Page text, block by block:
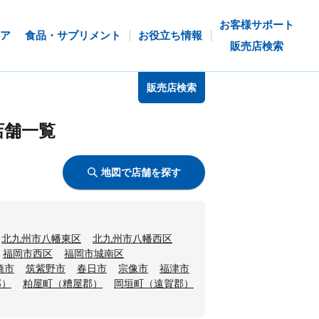
食品・サプリメント お役立ち情報
お客様サポート
販売店検索
販売店検索
一覧
地図で店舗を探す
北九州市八幡東区
北九州市八幡西区
福岡市西区
福岡市城南区
市
筑紫野市 春日市 宗像市
福津市
粕屋町（糟屋郡） 岡垣町（遠賀郡）